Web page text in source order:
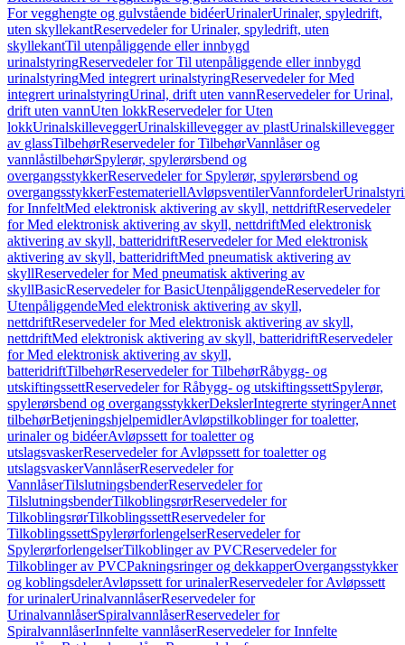
For vegghengte og gulvstående bidéerUrinalerUrinaler, spyledrift,
uten skyllekantReservedeler for Urinaler, spyledrift, uten
skyllekantTil utenpåliggende eller innbygd
urinalstyringReservedeler for Til utenpåliggende eller innbygd
urinalstyringMed integrert urinalstyringReservedeler for Med
integrert urinalstyringUrinal, drift uten vannReservedeler for Urinal,
drift uten vannUten lokkReservedeler for Uten
lokkUrinalskilleveggerUrinalskillevegger av plastUrinalskillevegger
av glassTilbehørReservedeler for TilbehørVannlåser og
vannlåstilbehørSpylerør, spylerørsbend og
overgangsstykkerReservedeler for Spylerør, spylerørsbend og
overgangsstykkerFestemateriellAvløpsventilerVannfordeler
for InnfeltMed elektronisk aktivering av skyll, nettdriftReservedeler
for Med elektronisk aktivering av skyll, nettdriftMed elektronisk
aktivering av skyll, batteridriftReservedeler for Med elektronisk
aktivering av skyll, batteridriftMed pneumatisk aktivering av
skyllReservedeler for Med pneumatisk aktivering av
skyllBasicReservedeler for BasicUtenpåliggendeReservedeler for
UtenpåliggendeMed elektronisk aktivering av skyll,
nettdriftReservedeler for Med elektronisk aktivering av skyll,
nettdriftMed elektronisk aktivering av skyll, batteridriftReservedeler
for Med elektronisk aktivering av skyll,
batteridriftTilbehørReservedeler for TilbehørRåbygg- og
utskiftingssettReservedeler for Råbygg- og utskiftingssettSpylerør,
spylerørsbend og overgangsstykkerDekslerIntegrerte styringerAnnet
tilbehørBetjeningshjelpemidlerAvløpstilkoblinger for toaletter,
urinaler og bidéerAvløpssett for toaletter og
utslagsvaskerReservedeler for Avløpssett for toaletter og
utslagsvaskerVannlåserReservedeler for
VannlåserTilslutningsbenderReservedeler for
TilslutningsbenderTilkoblingsrørReservedeler for
TilkoblingsrørTilkoblingssettReservedeler for
TilkoblingssettSpylerørforlengelserReservedeler for
SpylerørforlengelserTilkoblinger av PVCReservedeler for
Tilkoblinger av PVCPakningsringer og dekkapperOvergangsstykker
og koblingsdelerAvløpssett for urinalerReservedeler for Avløpssett
for urinalerUrinalvannlåserReservedeler for
UrinalvannlåserSpiralvannlåserReservedeler for
SpiralvannlåserInnfelte vannlåserReservedeler for Innfelte